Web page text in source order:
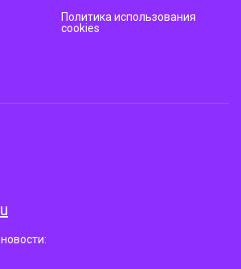
Политика использования
cookies